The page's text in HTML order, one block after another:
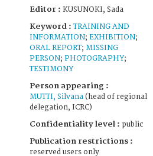
Editor : KUSUNOKI, Sada
Keyword :TRAINING AND
INFORMATION; EXHIBITION;
ORAL REPORT; MISSING
PERSON; PHOTOGRAPHY;
TESTIMONY
Person appearing :
MUTTI, Silvana (head of regional
delegation, ICRC)
Confidentiality level : public
Publication restrictions :
reserved users only